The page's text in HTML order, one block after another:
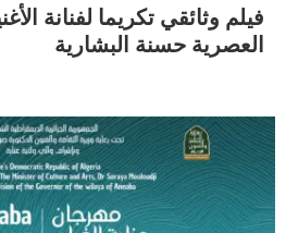
فيلم وثائقي تكريما لفنانة
العصرية حسنة البشارية